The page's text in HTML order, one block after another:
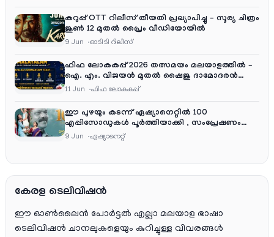
കറുപ്പ് OTT റിലീസ് തീയതി പ്രഖ്യാപിച്ചു – സൂര്യ ചിത്രം
ജൂൺ 12 മുതൽ പ്രൈം വീഡിയോയിൽ
9 Jun ഓടിടി റിലീസ്
ഫിഫ ലോകകപ്പ് 2026 തത്സമയം മലയാളത്തിൽ –
ഐ. എം. വിജയൻ മുതൽ ഷൈജു ദാമോദരൻ
വരെ കമന്ററി സംഘത്തിൽ
11 Jun ഫിഫ ലോകകപ്പ്
ഈ പുഴയും കടന്ന് ഏഷ്യാനെറ്റിൽ 100
എപ്പിസോഡുകൾ പൂർത്തിയാക്കി , സംപ്രേഷണം
തിങ്കൾ മുതൽ വെള്ളി വരെ രാത്രി 9:30 ന്
9 Jun ഏഷ്യാനെറ്റ്‌
കേരള ടെലിവിഷൻ
ഈ ഓൺലൈൻ പോർട്ടൽ എല്ലാ മലയാള ഭാഷാ
ടെലിവിഷൻ ചാനലുകളെയും കുറിച്ചുള്ള വിവരങ്ങൾ